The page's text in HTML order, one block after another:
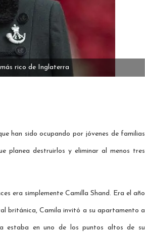
rico de Inglaterra
han sido ocupando por jóvenes de familias
planea destruirlos y eliminar al menos tres
era simplemente Camilla Shand. Era el año
británica, Camila invitó a su apartamento a
estaba en uno de los puntos altos de su